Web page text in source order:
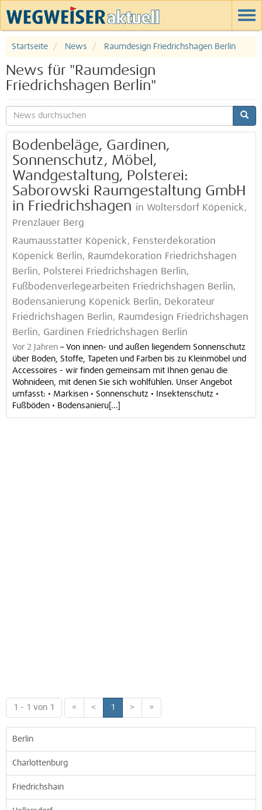
Startseite News Raumdesign Friedrichshagen Berlin
News für "Raumdesign
Friedrichshagen Berlin"
Bodenbeläge, Gardinen,
Sonnenschutz, Möbel,
Wandgestaltung, Polsterei:
Saborowski Raumgestaltung GmbH
in Friedrichshagen in Woltersdorf Köpenick,
Prenzlauer Berg
Raumausstatter Köpenick, Fensterdekoration
Köpenick Berlin, Raumdekoration Friedrichshagen
Berlin, Polsterei Friedrichshagen Berlin,
Fußbodenverlegearbeiten Friedrichshagen Berlin,
Bodensanierung Köpenick Berlin, Dekorateur
Friedrichshagen Berlin, Raumdesign Friedrichshagen
Berlin, Gardinen Friedrichshagen Berlin
Vor 2 Jahren – Von innen- und außen liegendem Sonnenschutz
über Boden, Stoffe, Tapeten und Farben bis zu Kleinmöbel und
Accessoires - wir finden gemeinsam mit Ihnen genau die
Wohnideen, mit denen Sie sich wohlfühlen. Unser Angebot
umfasst: • Markisen • Sonnenschutz • Insektenschutz •
Fußböden • Bodensanieru[...]
1 - 1 von 1 « < 1 > »
Berlin
Charlottenburg
Friedrichshain